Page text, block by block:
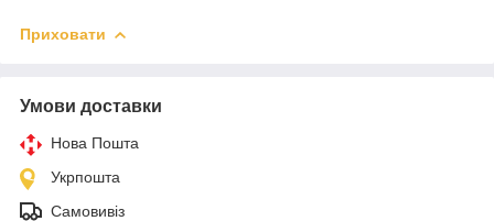
Приховати
Умови доставки
Нова Пошта
Укрпошта
Самовивіз